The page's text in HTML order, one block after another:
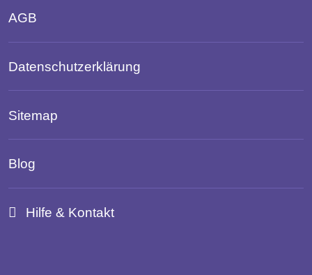
AGB
Datenschutzerklärung
Sitemap
Blog
Hilfe & Kontakt